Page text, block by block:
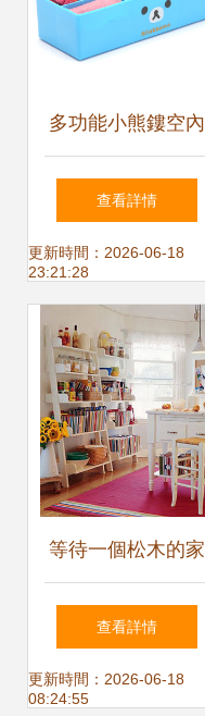
多功能小熊鏤空內
衣收納盒 桌面與抽
屜的優雅整理方案
查看詳情
更新時間：2026-06-18
23:21:28
等待一個松木的家
——手繪衣櫥上照
片啦！牛牛和羊羊
查看詳情
更新時間：2026-06-18
08:24:55